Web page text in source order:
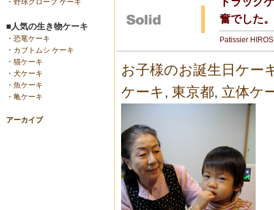
・ 野球グローブ ケーキ
■人気の生き物ケーキ
・ 恐竜ケーキ
・ カブトムシ ケーキ
・ 猫ケーキ
・ 犬ケーキ
・ 魚ケーキ
・ 亀ケーキ
アーカイブ
奮でした
Patissier
お子様のお誕生日ケー
ケーキ , 東京都, 立体ケ